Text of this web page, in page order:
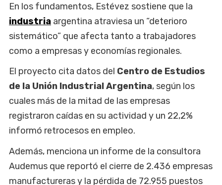
En los fundamentos, Estévez sostiene que la
industria argentina atraviesa un “deterioro
sistemático” que afecta tanto a trabajadores
como a empresas y economías regionales.
El proyecto cita datos del Centro de Estudios
de la Unión Industrial Argentina, según los
cuales más de la mitad de las empresas
registraron caídas en su actividad y un 22,2%
informó retrocesos en empleo.
Además, menciona un informe de la consultora
Audemus que reportó el cierre de 2.436 empresas
manufactureras y la pérdida de 72.955 puestos